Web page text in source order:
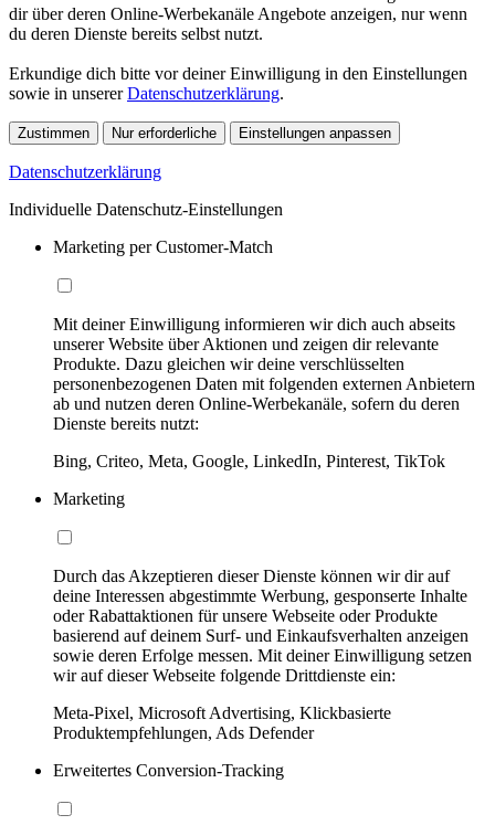
dir über deren Online-Werbekanäle Angebote anzeigen, nur wenn
du deren Dienste bereits selbst nutzt.
Erkundige dich bitte vor deiner Einwilligung in den Einstellungen
sowie in unsererDatenschutzerklärung.
Zustimmen Nur erforderliche Einstellungen anpassen
Datenschutzerklärung
Individuelle Datenschutz-Einstellungen
Marketing per Customer-Match
Mit deiner Einwilligung informieren wir dich auch abseits
unserer Website über Aktionen und zeigen dir relevante
Produkte. Dazu gleichen wir deine verschlüsselten
personenbezogenen Daten mit folgenden externen Anbietern
ab und nutzen deren Online-Werbekanäle, sofern du deren
Dienste bereits nutzt:
Bing, Criteo, Meta, Google, LinkedIn, Pinterest, TikTok
Marketing
Durch das Akzeptieren dieser Dienste können wir dir auf
deine Interessen abgestimmte Werbung, gesponserte Inhalte
oder Rabattaktionen für unsere Webseite oder Produkte
basierend auf deinem Surf- und Einkaufsverhalten anzeigen
sowie deren Erfolge messen. Mit deiner Einwilligung setzen
wir auf dieser Webseite folgende Drittdienste ein:
Meta-Pixel, Microsoft Advertising, Klickbasierte
Produktempfehlungen, Ads Defender
Erweitertes Conversion-Tracking